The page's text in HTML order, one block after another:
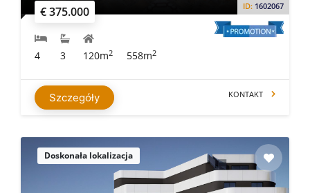
€ 375.000 ID: 1602067
4 3 120m2 558m2
Szczegóły KONTAKT
Doskonała lokalizacja